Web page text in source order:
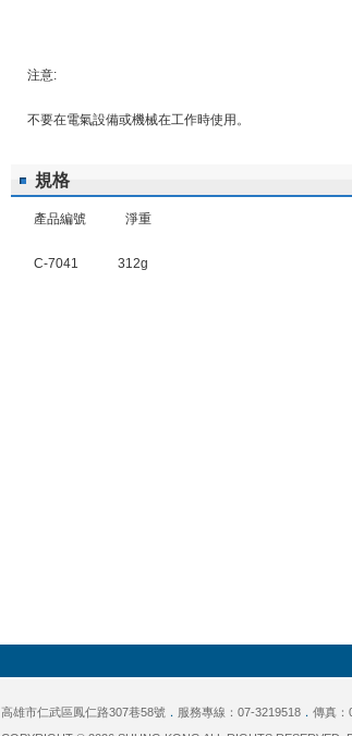
注意:
不要在電氣設備或機械在工作時使用。
規格
產品編號 淨重
C-7041 312g
高雄市仁武區鳳仁路307巷58號 ． 服務專線：07-3219518 ． 傳真：